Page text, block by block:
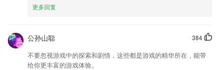
更多回复
384
公孙山聪
不要忽视游戏中的探索和剧情，这些都是游戏的精华所在，能带
给你更丰富的游戏体验。